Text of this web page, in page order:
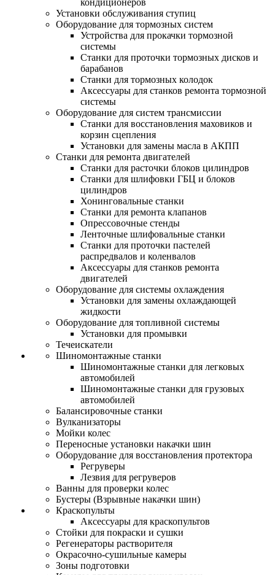
кондиционеров
Установки обслуживания ступиц
Оборудование для тормозных систем
Устройства для прокачки тормозной
системы
Станки для проточки тормозных дисков и
барабанов
Станки для тормозных колодок
Аксессуары для станков ремонта тормозной
системы
Оборудование для систем трансмиссии
Станки для восстановления маховиков и
корзин сцепления
Установки для замены масла в АКПП
Станки для ремонта двигателей
Станки для расточки блоков цилиндров
Станки для шлифовки ГБЦ и блоков
цилиндров
Хонинговальные станки
Станки для ремонта клапанов
Опрессовочные стенды
Ленточные шлифовальные станки
Станки для проточки пастелей
распредвалов и коленвалов
Аксессуары для станков ремонта
двигателей
Оборудование для системы охлаждения
Установки для замены охлаждающей
жидкости
Оборудование для топливной системы
Установки для промывки
Течеискатели
Шиномонтажные станки
Шиномонтажные станки для легковых
автомобилей
Шиномонтажные станки для грузовых
автомобилей
Балансировочные станки
Вулканизаторы
Мойки колес
Переносные установки накачки шин
Оборудование для восстановления протектора
Регруверы
Лезвия для регруверов
Ванны для проверки колес
Бустеры (Взрывные накачки шин)
Краскопульты
Аксессуары для краскопультов
Стойки для покраски и сушки
Регенераторы растворителя
Окрасочно-сушильные камеры
Зоны подготовки